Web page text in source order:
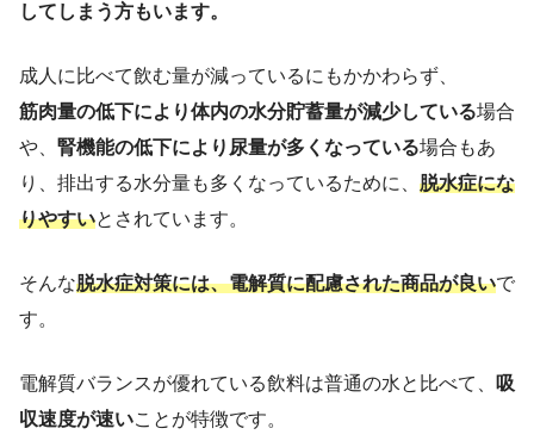
してしまう方もいます。
成人に比べて飲む量が減っているにもかかわらず、
筋肉量の低下により体内の水分貯蓄量が減少している場合
や、 腎機能の低下により尿量が多くなっている場合もあ
り、排出する水分量も多くなっているために、 脱水症にな
りやすいとされています。
そんな脱水症対策には、電解質に配慮された商品が良いで
す。
電解質バランスが優れている飲料は普通の水と比べて、
吸
収速度が速いことが特徴です。